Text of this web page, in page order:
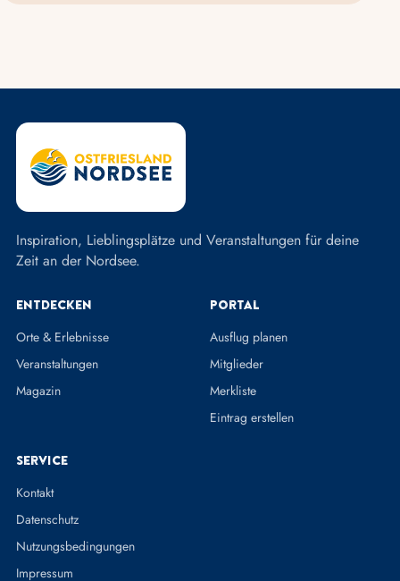
Inspiration, Lieblingsplätze und Veranstaltungen für deine
Zeit an der Nordsee.
Entdecken
Orte & Erlebnisse
Veranstaltungen
Magazin
Portal
Ausflug planen
Mitglieder
Merkliste
Eintrag erstellen
Service
Kontakt
Datenschutz
Nutzungsbedingungen
Impressum